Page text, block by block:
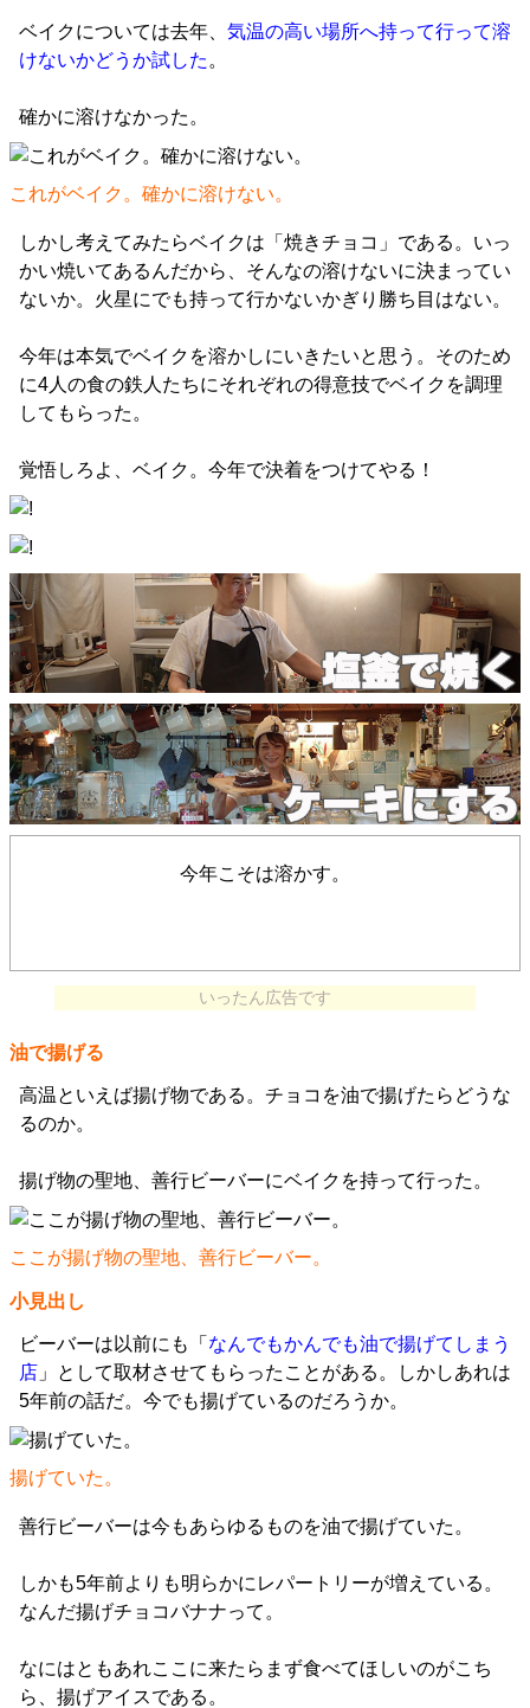
ベイクについては去年、 気温の高い場所へ持って行って溶
けないかどうか試した 。
確かに溶けなかった。
これがベイク。確かに溶けない。
しかし考えてみたらベイクは「焼きチョコ」である。いっ
かい焼いてあるんだから、そんなの溶けないに決まってい
ないか。火星にでも持って行かないかぎり勝ち目はない。
今年は本気でベイクを溶かしにいきたいと思う。そのため
に4人の食の鉄人たちにそれぞれの得意技でベイクを調理
してもらった。
覚悟しろよ、ベイク。今年で決着をつけてやる！
今年こそは溶かす。
いったん広告です
油で揚げる
高温といえば揚げ物である。チョコを油で揚げたらどうな
るのか。
揚げ物の聖地、善行ビーバーにベイクを持って行った。
ここが揚げ物の聖地、善行ビーバー。
小見出し
ビーバーは以前にも「 なんでもかんでも油で揚げてしまう
店 」として取材させてもらったことがある。しかしあれは
5年前の話だ。今でも揚げているのだろうか。
揚げていた。
善行ビーバーは今もあらゆるものを油で揚げていた。
しかも5年前よりも明らかにレパートリーが増えている。
なんだ揚げチョコバナナって。
なにはともあれここに来たらまず食べてほしいのがこち
ら、揚げアイスである。